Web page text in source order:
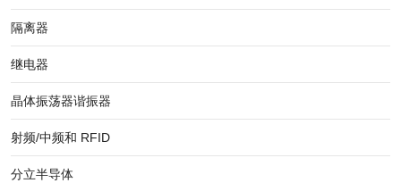
隔离器
继电器
晶体振荡器谐振器
射频/中频和 RFID
分立半导体